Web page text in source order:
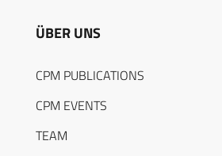
ÜBER UNS
CPM PUBLICATIONS
CPM EVENTS
TEAM